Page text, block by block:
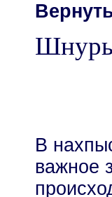
В
важное